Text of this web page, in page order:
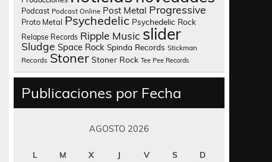
Podcast Podcast Online Post Metal Progressive
Proto Metal Psychedelic Psychedelic Rock
Relapse Records Ripple Music slider
Sludge Space Rock Spinda Records Stickman
Records Stoner Stoner Rock Tee Pee Records
Publicaciones por Fecha
AGOSTO 2026
L M X J V S D